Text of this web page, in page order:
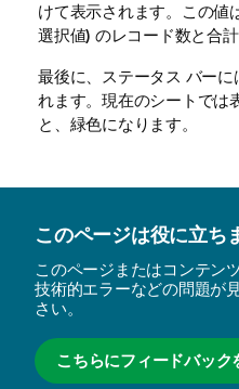
けて表示されます。この値
選択値) のレコード数と合
最後に、ステータス バー
れます。現在のシートでは
と、緑色になります。
このページは役に立ち
このページまたはコンテン
技術的エラーなどの問題が
さい。
こちらにフィードバック